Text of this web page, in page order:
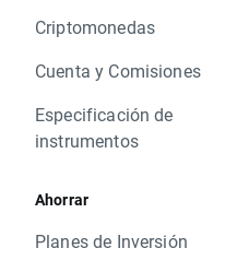
Criptomonedas
Cuenta y Comisiones
Especificación de
instrumentos
Ahorrar
Planes de Inversión